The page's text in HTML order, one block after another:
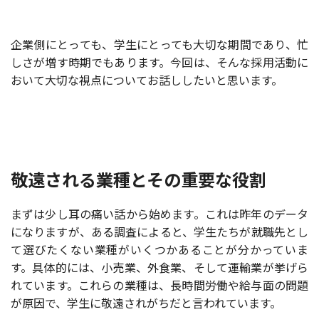
企業側にとっても、学生にとっても大切な期間であり、忙
しさが増す時期でもあります。今回は、そんな採用活動に
おいて大切な視点についてお話ししたいと思います。
敬遠される業種とその重要な役割
まずは少し耳の痛い話から始めます。これは昨年のデータ
になりますが、ある調査によると、学生たちが就職先とし
て選びたくない業種がいくつかあることが分かっていま
す。具体的には、小売業、外食業、そして運輸業が挙げら
れています。これらの業種は、長時間労働や給与面の問題
が原因で、学生に敬遠されがちだと言われています。